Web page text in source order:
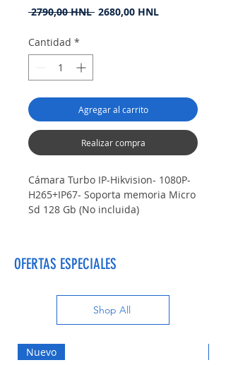
2790,00 HNL Precio
2680,00 HNL
Cantidad *
Agregar al carrito
Realizar compra
Cámara Turbo IP-Hikvision- 1080P-
H265+IP67- Soporta memoria Micro
Sd 128 Gb (No incluida)
Resolución: 2 Megapíxeles
Lente: Exir 2.8 mm
Angulo de Visión: 92°
Metálica
Leds: Smart IR- Pontentes Leds
inteligentes
OFERTAS ESPECIALES
Shop All
Nuevo